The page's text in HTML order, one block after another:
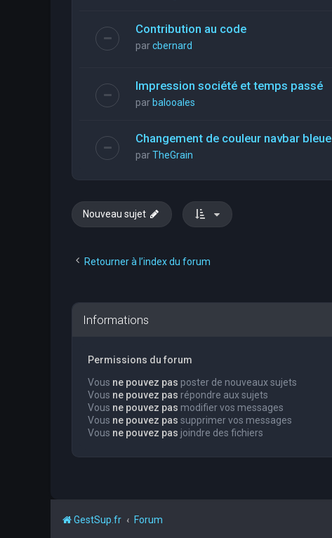
Contribution au code
parcbernard
Impression société et temps passé
par balooales
Changement de couleur navbar bleue
parTheGrain
Nouveau sujet
Retourner à l’index du forum
Informations
Permissions du forum
Vous ne pouvez pas poster de nouveaux sujets
Vous ne pouvez pas répondre aux sujets
Vous ne pouvez pas modifier vos messages
Vous ne pouvez pas supprimer vos messages
Vous ne pouvez pas joindre des fichiers
GestSup.fr Forum